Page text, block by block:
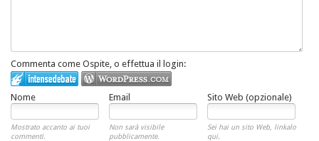
Commenta come Ospite, o effettua il login:
Nome Email Sito Web (opzionale)
Mostrato accanto ai tuoi
commenti.
Non sarà visibile
pubblicamente.
Sei hai un sito Web, linkalo
qui.